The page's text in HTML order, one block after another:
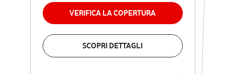
VERIFICA LA COPERTURA
SCOPRI DETTAGLI
permanenza
VERIFICA LA COPERTURA